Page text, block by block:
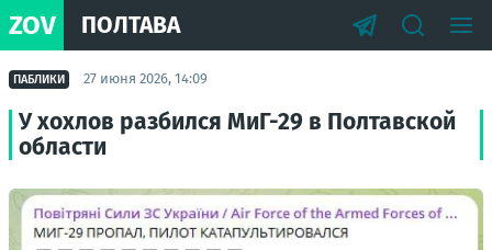
ZOV ПОЛТАВА
ПАБЛИКИ 27 июня 2026, 14:09
У хохлов разбился МиГ-29 в Полтавской
области